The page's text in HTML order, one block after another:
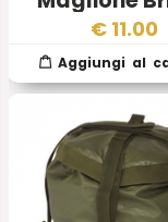
Army Raf
scelta
€ 11.00